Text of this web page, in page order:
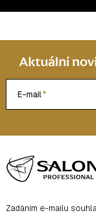
Aktuální
E-mail
á
p
Zadáním e-mailu